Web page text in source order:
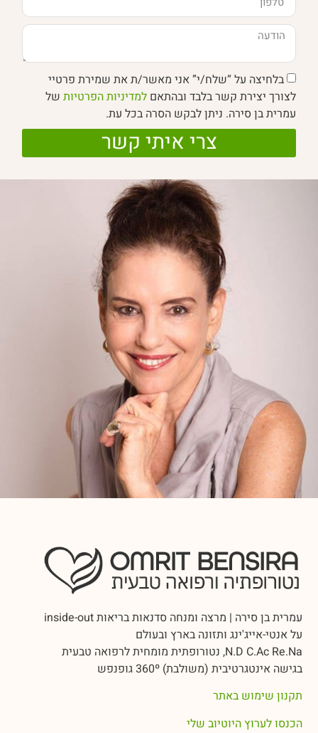
בלחיצה על “שלח/י” אני מאשר/ת את שמירת פרטיי
לצורך יצירת קשר בלבד ובהתאםלמדיניות הפרטיות של
עמרית בן סירה. ניתן לבקש הסרה בכל עת.
צרי איתי קשר
עמרית בן סירה | מרצה ומנחה סדנאות בריאות inside-out
על אנטי-אייג'ינג ותזונה בארץ ובעולם
N.D C.Ac Re.Na, נטורופתית מומחית לרפואה טבעית
בגישה אינטגרטיבית (משולבת) 360º גופנפש
תקנון שימוש באתר
הכנסו לערוץ היוטיוב שלי